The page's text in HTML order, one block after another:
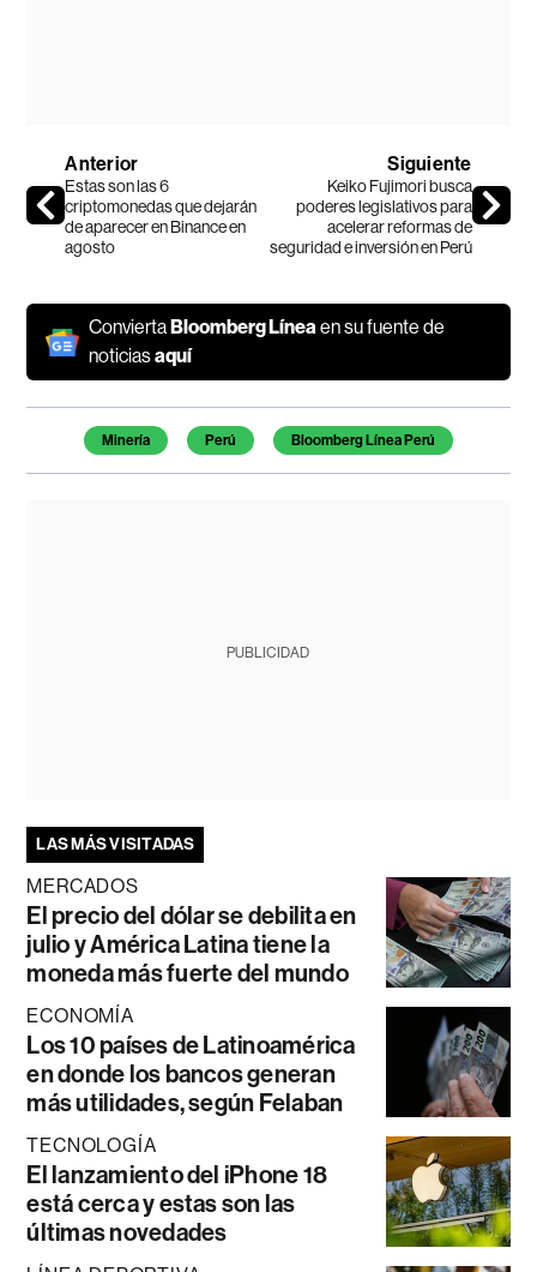
Anterior
Estas son las 6
criptomonedas que dejarán
de aparecer en Binance en
agosto
Siguiente
Keiko Fujimori busca
poderes legislativos para
acelerar reformas de
seguridad e inversión en Perú
Convierta Bloomberg Líneaen su fuente de
noticiasaquí
Temas de este artículo
Minería Perú Bloomberg Línea Perú
PUBLICIDAD
LAS MÁS VISITADAS
MERCADOS
El precio del dólar se debilita en
julio y América Latina tiene la
moneda más fuerte del mundo
ECONOMÍA
Los 10 países de Latinoamérica
en donde los bancos generan
más utilidades, según Felaban
TECNOLOGÍA
El lanzamiento del iPhone 18
está cerca y estas son las
últimas novedades